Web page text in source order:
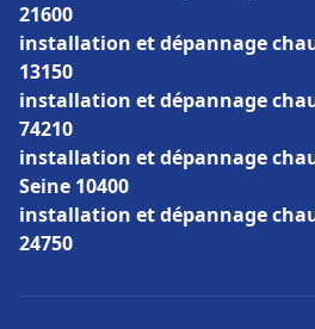
21600
installation et dépannage
13150
installation et dépannage
74210
installation et dépannage
Seine 10400
installation et dépannage
24750